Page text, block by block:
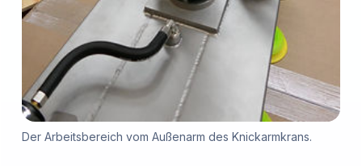
Der Arbeitsbereich vom Außenarm des Knickarmkrans.